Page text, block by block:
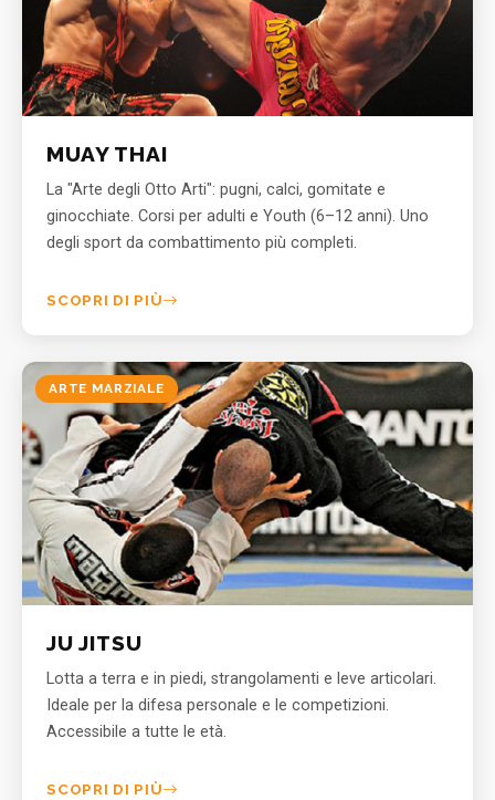
MUAY THAI
La "Arte degli Otto Arti": pugni, calci, gomitate e
ginocchiate. Corsi per adulti e Youth (6–12 anni). Uno
degli sport da combattimento più completi.
SCOPRI DI PIÙ
ARTE MARZIALE
JU JITSU
Lotta a terra e in piedi, strangolamenti e leve articolari.
Ideale per la difesa personale e le competizioni.
Accessibile a tutte le età.
SCOPRI DI PIÙ